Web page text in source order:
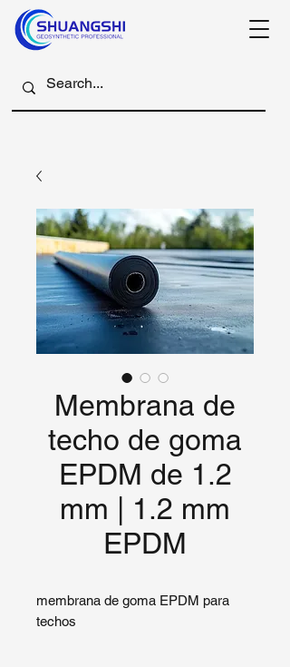
Membrana de
techo de goma
EPDM de 1.2
mm | 1.2 mm
EPDM
membrana de goma EPDM para
techos